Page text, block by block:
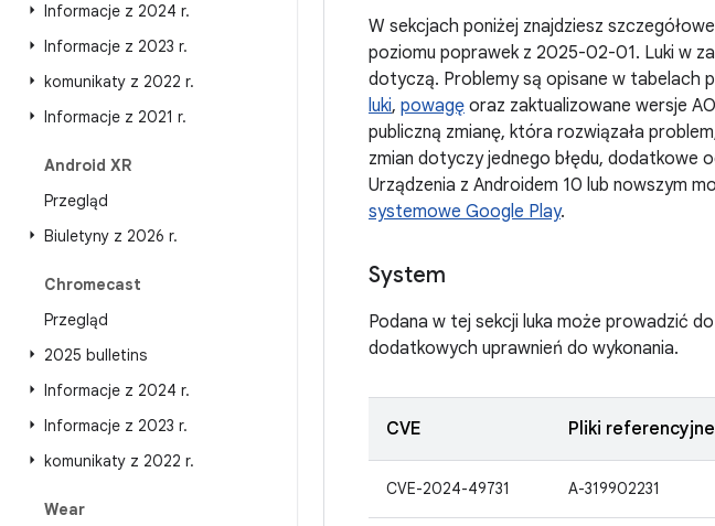
Informacje z 2024 r.
Informacje z 2023 r.
komunikaty z 2022 r.
Informacje z 2021 r.
Android XR
Przegląd
Biuletyny z 2026 r.
Chromecast
Przegląd
2025 bulletins
Informacje z 2024 r.
Informacje z 2023 r.
komunikaty z 2022 r.
Wear
W sekcjach poniżej znajdziesz
poziomu poprawek z 2025-02-01. Luki w
dotyczą. Problemy są opisane w tabelach
luki, powagę oraz zaktualizowane wersje
publiczną zmianę, która rozwiązała
zmian dotyczy jednego błędu, dodatkowe
Urządzenia z Androidem 10 lub nowszym
systemowe Google Play.
System
Podana w tej sekcji luka może prowadzić
dodatkowych uprawnień do wykonania.
CVE Pliki referencyjne
CVE-2024-49731 A-319902231